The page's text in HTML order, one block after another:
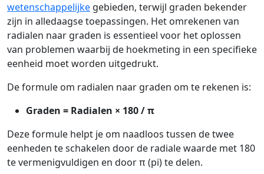
wetenschappelijke gebieden, terwijl graden bekender
zijn in alledaagse toepassingen. Het omrekenen van
radialen naar graden is essentieel voor het oplossen
van problemen waarbij de hoekmeting in een specifieke
eenheid moet worden uitgedrukt.
De formule om radialen naar graden om te rekenen is:
Graden = Radialen × 180 / π
Deze formule helpt je om naadloos tussen de twee
eenheden te schakelen door de radiale waarde met 180
te vermenigvuldigen en door π (pi) te delen.